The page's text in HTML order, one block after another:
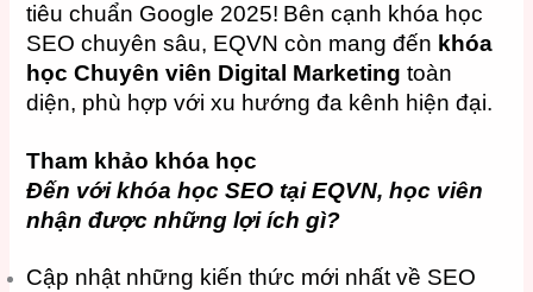
tiêu chuẩn Google 2025! Bên cạnh khóa học
SEO chuyên sâu, EQVN còn mang đến khóa
học Chuyên viên Digital Marketing toàn
diện, phù hợp với xu hướng đa kênh hiện đại.
Tham khảo khóa học
Đến với khóa học SEO tại EQVN, học viên
nhận được những lợi ích gì?
Cập nhật những kiến ​​thức mới nhất về SEO